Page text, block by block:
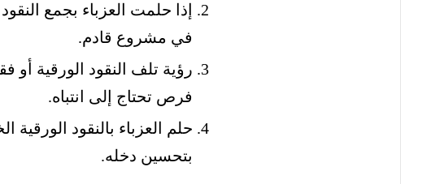
إذا حلمت العزباء بجمع
في مشروع قادم.
رؤية تلف النقود الورقية
فرص تحتاج إلى انتباه.
حلم العزباء بالنقود
بتحسين دخله.